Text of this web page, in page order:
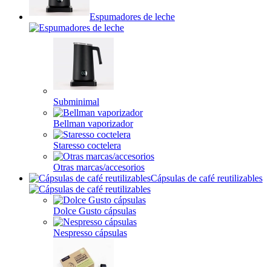
Espumadores de leche
Subminimal
Bellman vaporizador
Staresso coctelera
Otras marcas/accesorios
Cápsulas de café reutilizables
Dolce Gusto cápsulas
Nespresso cápsulas